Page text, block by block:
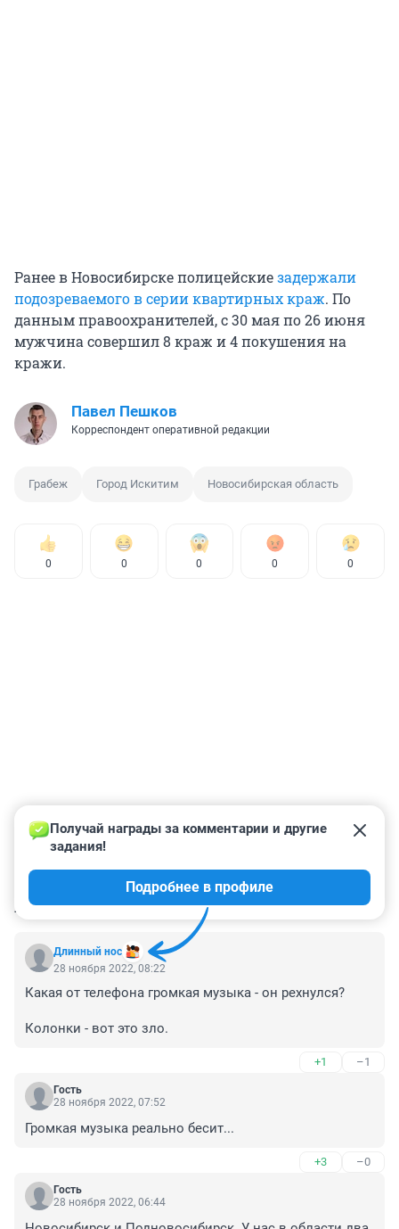
Ранее в Новосибирске полицейскиезадержали
подозреваемого в серии квартирных краж. По
данным правоохранителей, с 30 мая по 26 июня
мужчина совершил 8 краж и 4 покушения на
кражи.
Павел Пешков
Корреспондент оперативной редакции
Грабеж Город Искитим Новосибирская область
0 0 0 0 0
КОММЕНТАРИИ 38
Длинный нос
Получай награды за комментарии и другие
задания!
Подробнее в профиле
28 ноября 2022, 08:22
Какая от телефона громкая музыка - он рехнулся?
Колонки - вот это зло.
+1 –1
Гость
28 ноября 2022, 07:52
Громкая музыка реально бесит...
+3 –0
Гость
28 ноября 2022, 06:44